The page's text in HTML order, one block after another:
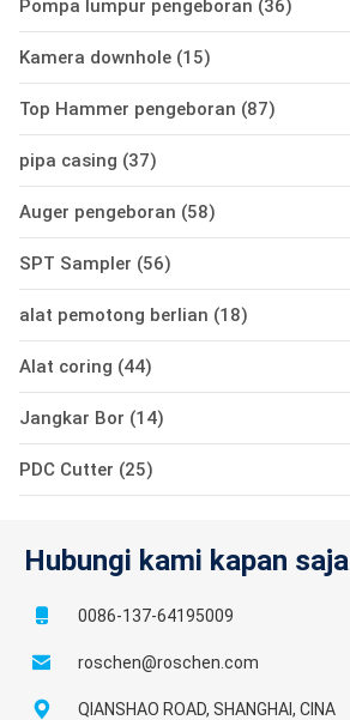
Pompa lumpur pengeboran (36)
Kamera downhole (15)
Top Hammer pengeboran (87)
pipa casing (37)
Auger pengeboran (58)
SPT Sampler (56)
alat pemotong berlian (18)
Alat coring (44)
Jangkar Bor (14)
PDC Cutter (25)
Hubungi kami kapan saja
0086-137-64195009
roschen@roschen.com
QIANSHAO ROAD, SHANGHAI, CINA